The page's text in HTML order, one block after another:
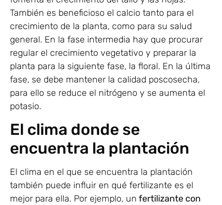
También es beneficioso el calcio tanto para el
crecimiento de la planta, como para su salud
general. En la fase intermedia hay que procurar
regular el crecimiento vegetativo y preparar la
planta para la siguiente fase, la floral. En la última
fase, se debe mantener la calidad poscosecha,
para ello se reduce el nitrógeno y se aumenta el
potasio.
El clima donde se
encuentra la plantación
El clima en el que se encuentra la plantación
también puede influir en qué fertilizante es el
mejor para ella. Por ejemplo, un fertilizante con